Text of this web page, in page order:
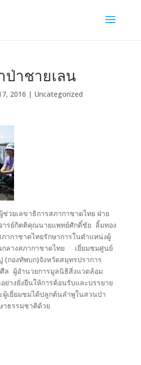
าชายเลน
2016 | Uncategorized
ยเลขาธิการสภากาชาดไทย ฝ่าย
ารย์กิตติคุณนายแพทย์ศักดิ์ชัย ลิ้มทอง
ากาชาดไทยรักษาการในตำแหน่งผู้
กลางสภากาชาดไทย เยี่ยมชมศูนย์
(กองทัพบก)จังหวัดสมุทรปราการ
ล ผู้อำนวยการมูลนิธิสิ่งแวดล้อม
ย่างยั่งยืนให้การต้อนรับและบรรยาย
เยี่ยมชมได้ปลูกต้นลำพูในสวนป่า
าธรรมชาติด้วย